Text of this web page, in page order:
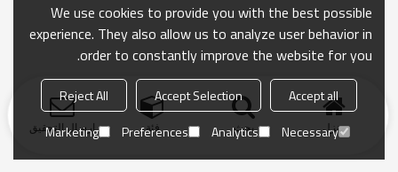
منزل بحث فئة ارسال التحقيق
We use cookies to provide you with the best possible
experience. They also allow us to analyze user behavior in
order to constantly improve the website for you.
Accept all
Accept Selection
Reject All
Necessary
Analytics
Preferences
Marketing